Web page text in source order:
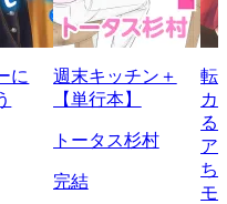
に
週末キッチン＋
【単行本】
トータス杉村
完結
転
カ
る
ア
ち
モ